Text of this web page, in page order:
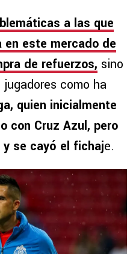
a las que
en este mercado de
de refuerzos, sino
como ha
quien inicialmente
con Cruz Azul, pero
se cayó el fichaje.